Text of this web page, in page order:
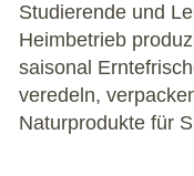
Studierende und
Heimbetrieb
saisonal
veredeln,
Naturprodukte für